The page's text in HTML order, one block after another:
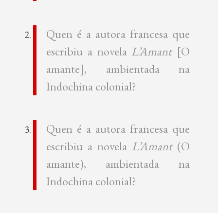
Quen é a autora francesa que
escribiu a novela L’Amant [O
amante], ambientada na
Indochina colonial?
Quen é a autora francesa que
escribiu a novela L’Amant(O
amante), ambientada na
Indochina colonial?